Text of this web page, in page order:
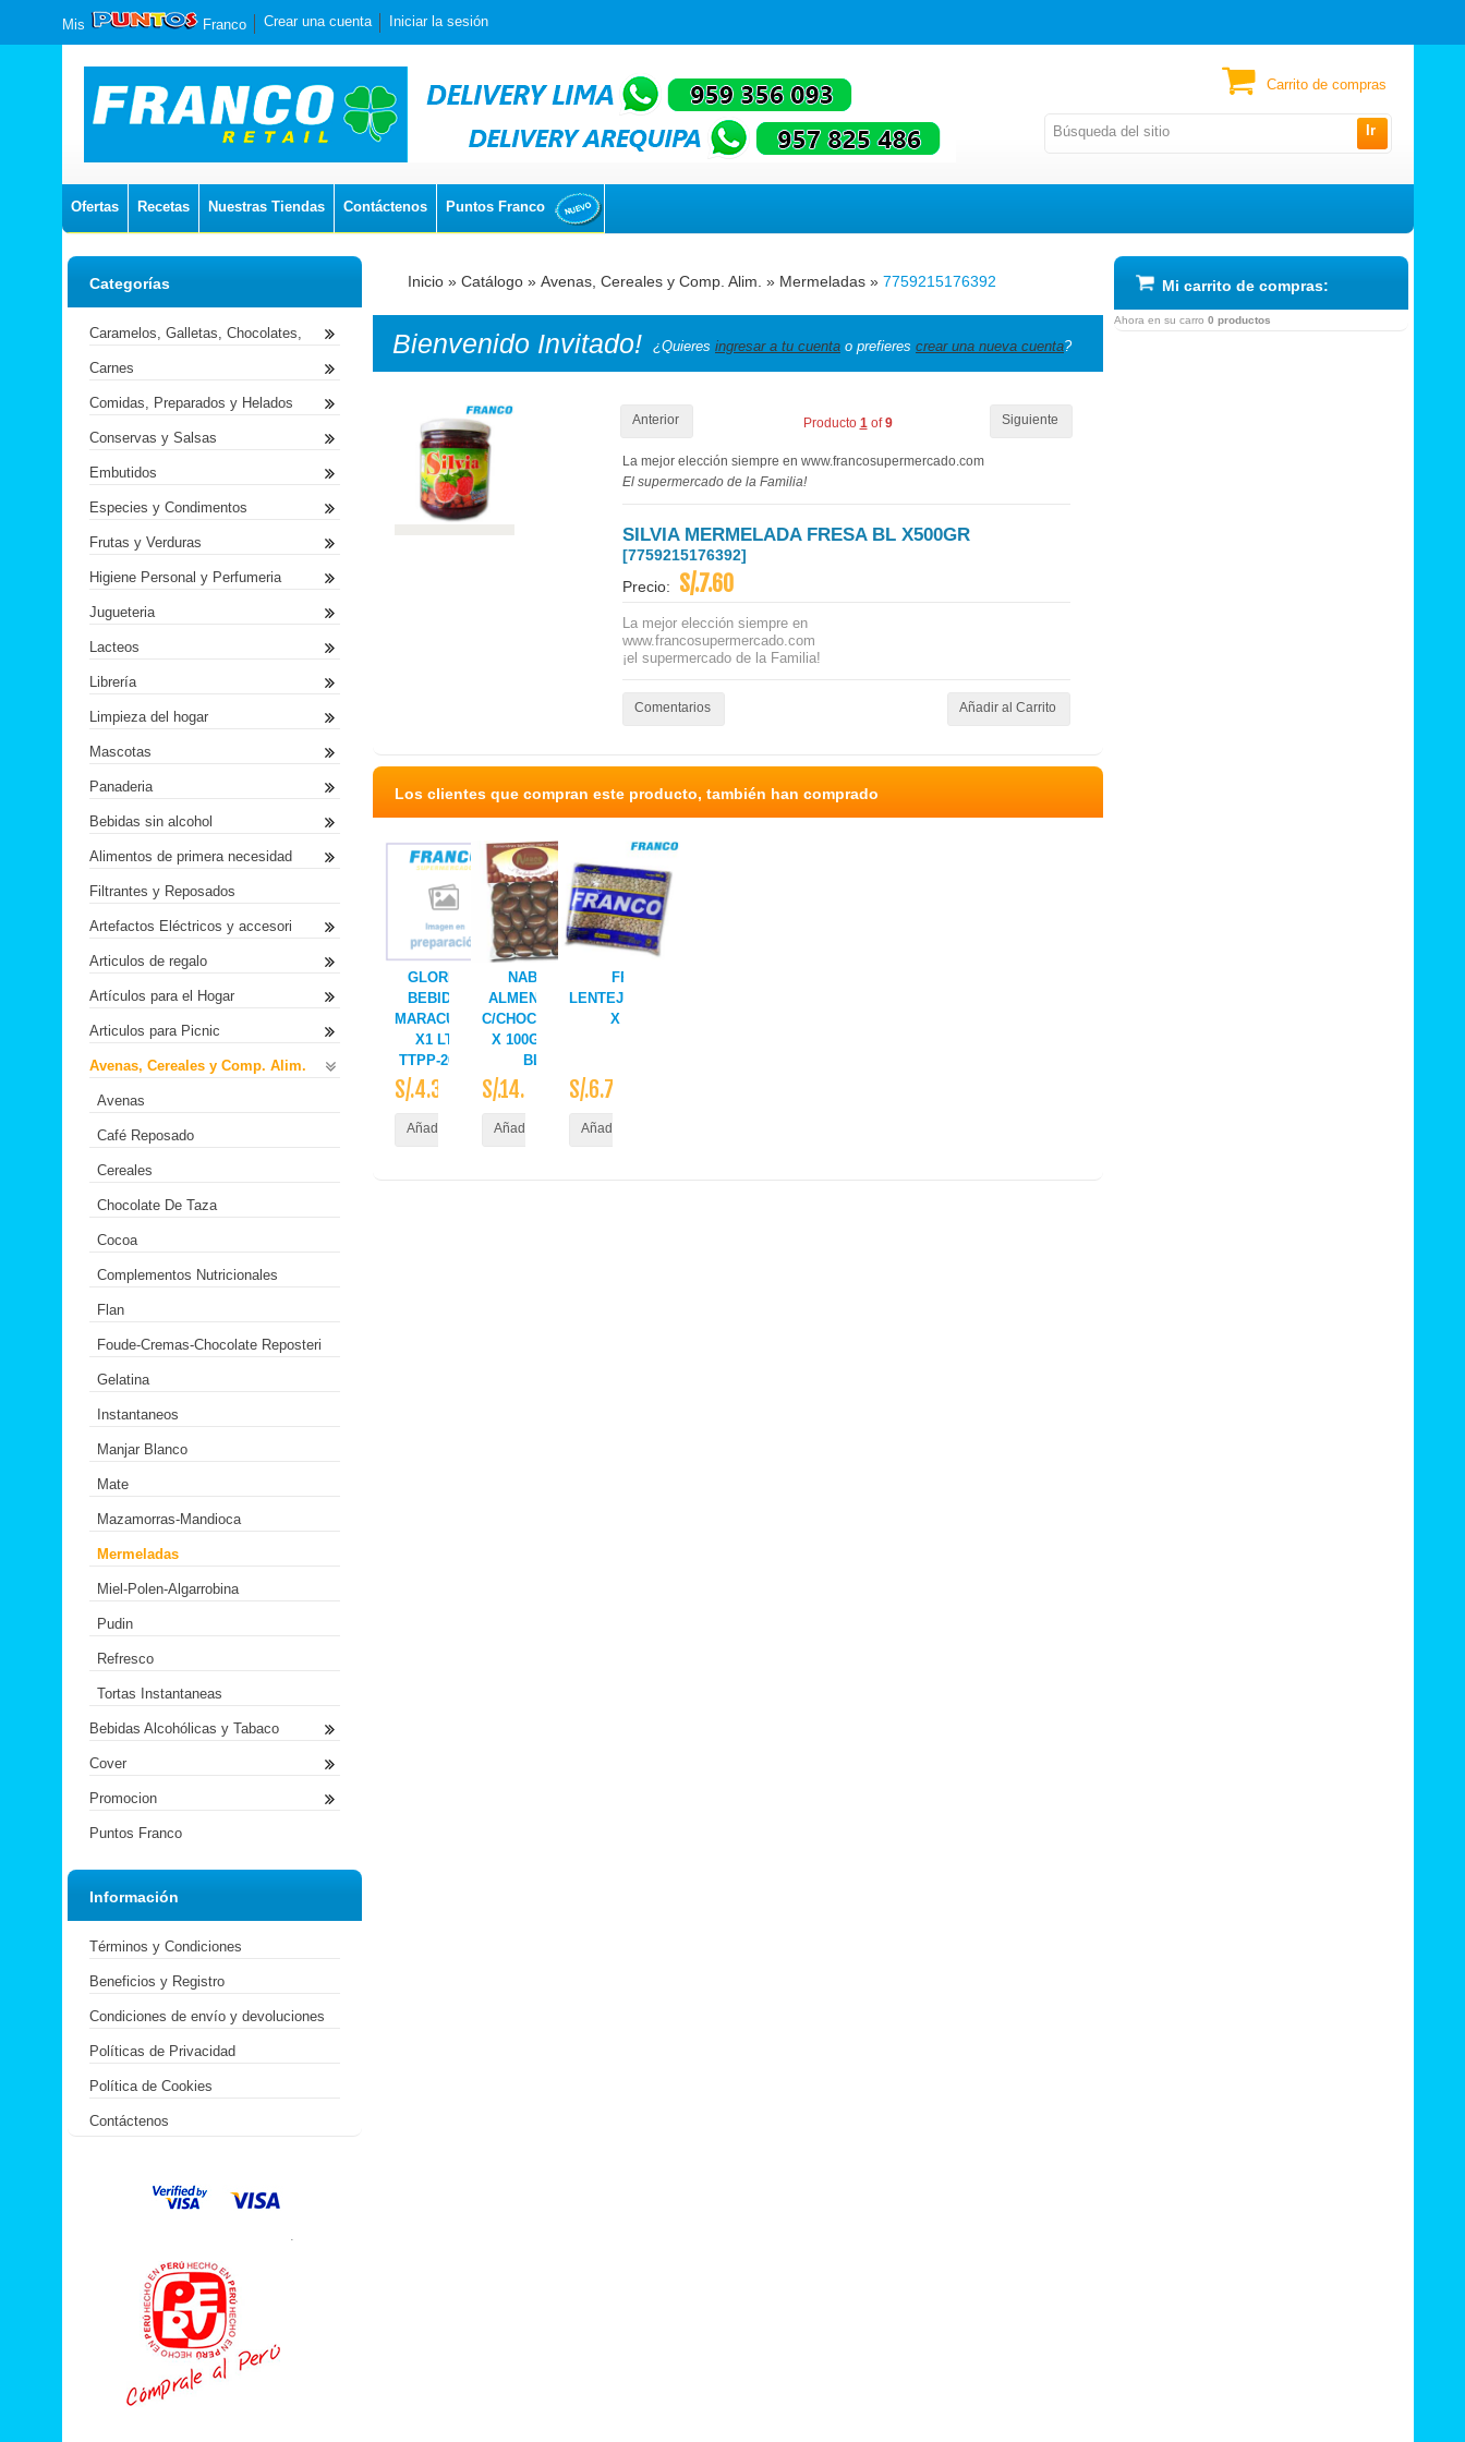
Ir
Mis Franco Crear una cuenta Iniciar la sesión
Ofertas Recetas Nuestras Tiendas Contáctenos Puntos Franco
Carrito de compras
Inicio » Catálogo » Avenas, Cereales y Comp. Alim. » Mermeladas » 7759215176392
Bienvenido Invitado! ¿Quieres ingresar a tu cuenta o prefieres crear una nueva cuenta?
Anterior Siguiente
Producto 1 of9
La mejor elección siempre en www.francosupermercado.com
El supermercado de la Familia!
SILVIA MERMELADA FRESA BL X500GR
[7759215176392]
Precio: S/.7.60
La mejor elección siempre en
www.francosupermercado.com
¡el supermercado de la Familia!
Comentarios Añadir al Carrito
Los clientes que compran este producto, también han comprado
GLORIA
BEBIDA
MARACUYA
X1 LT
TTPP-2021
S/.4.30
Añadir al Carrito
NABOR
ALMENDRAS
C/CHOCOLATE
X 100G UND
BL
S/.14.90
Añadir al Carrito
FRANCO
LENTEJON/LENTEJA
X 500 GR
S/.6.70
Añadir al Carrito
Categorías
Caramelos, Galletas, Chocolates,
Carnes
Comidas, Preparados y Helados
Conservas y Salsas
Embutidos
Especies y Condimentos
Frutas y Verduras
Higiene Personal y Perfumeria
Jugueteria
Lacteos
Librería
Limpieza del hogar
Mascotas
Panaderia
Bebidas sin alcohol
Alimentos de primera necesidad
Filtrantes y Reposados
Artefactos Eléctricos y accesori
Articulos de regalo
Artículos para el Hogar
Articulos para Picnic
Avenas, Cereales y Comp. Alim.
Avenas
Café Reposado
Cereales
Chocolate De Taza
Cocoa
Complementos Nutricionales
Flan
Foude-Cremas-Chocolate Reposteri
Gelatina
Instantaneos
Manjar Blanco
Mate
Mazamorras-Mandioca
Mermeladas
Miel-Polen-Algarrobina
Pudin
Refresco
Tortas Instantaneas
Bebidas Alcohólicas y Tabaco
Cover
Promocion
Puntos Franco
Información
Términos y Condiciones
Beneficios y Registro
Condiciones de envío y devoluciones
Políticas de Privacidad
Política de Cookies
Contáctenos
.
Mi carrito de compras:
Ahora en su carro 0 productos